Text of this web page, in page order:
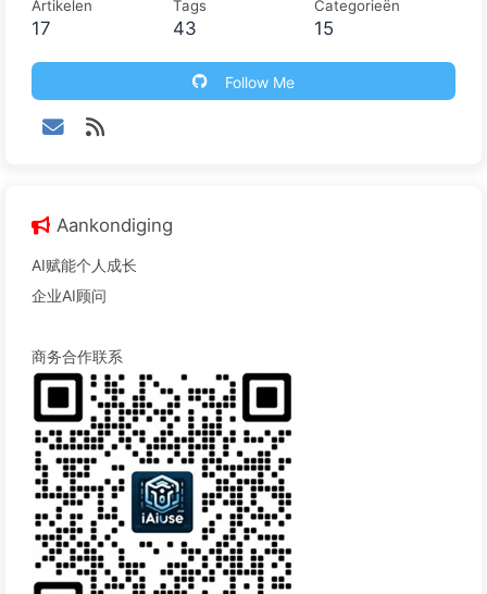
Artikelen
17
Tags
43
Categorieën
15
Follow Me
Aankondiging
AI赋能个人成长
企业AI顾问
商务合作联系